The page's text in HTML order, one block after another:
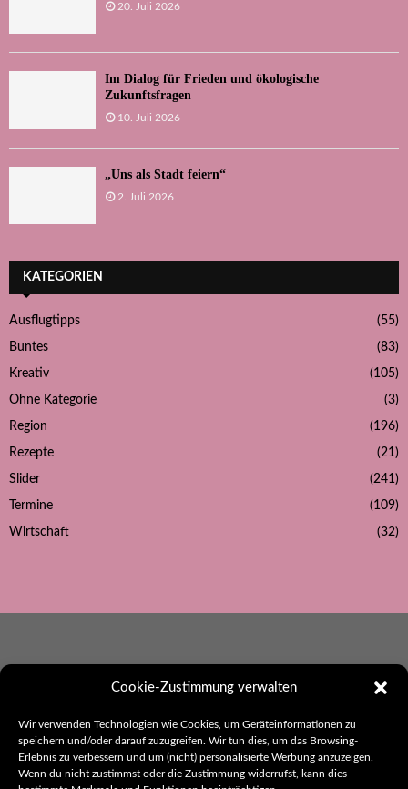
Cookie-Zustimmung verwalten
Wir verwenden Technologien wie Cookies, um Geräteinformationen zu
speichern und/oder darauf zuzugreifen. Wir tun dies, um das Browsing-
Erlebnis zu verbessern und um (nicht) personalisierte Werbung anzuzeigen.
Wenn du nicht zustimmst oder die Zustimmung widerrufst, kann dies
20. Juli 2026
Im Dialog für Frieden und ökologische
Zukunftsfragen
10. Juli 2026
„Uns als Stadt feiern“
2. Juli 2026
KATEGORIEN
Ausflugtipps (55)
Buntes (83)
Kreativ (105)
Ohne Kategorie (3)
Region (196)
Rezepte (21)
Slider (241)
Termine (109)
Wirtschaft (32)
Ebbes aus Hohenlohe
Herausgeber:
thak. Werbung und Kommunikation